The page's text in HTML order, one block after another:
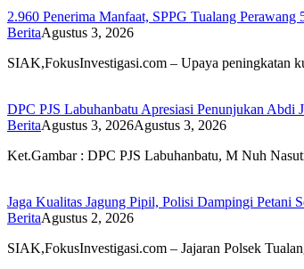
2.960 Penerima Manfaat, SPPG Tualang
BeritaAgustus 3, 2026
SIAK,FokusInvestigasi.com – Upaya peningkatan
DPC PJS Labuhanbatu Apresiasi Penunjukan Abdi
BeritaAgustus 3, 2026Agustus 3, 2026
Ket.Gambar : DPC PJS Labuhanbatu, M Nuh
Jaga Kualitas Jagung Pipil, Polisi Dampingi Petani
BeritaAgustus 2, 2026
SIAK,FokusInvestigasi.com – Jajaran Polsek